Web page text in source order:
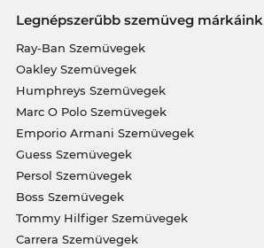
Legnépszerűbb szemüveg márkáink
Ray-Ban Szemüvegek
Oakley Szemüvegek
Humphreys Szemüvegek
Marc O Polo Szemüvegek
Emporio Armani Szemüvegek
Guess Szemüvegek
Persol Szemüvegek
Boss Szemüvegek
Tommy Hilfiger Szemüvegek
Carrera Szemüvegek